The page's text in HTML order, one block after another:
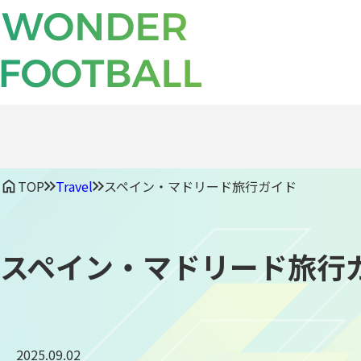
TOP Travel スペイン・マドリード旅行ガイド
スペイン・マドリード旅行
2025.09.02